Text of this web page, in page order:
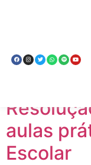
Lei
aulas
Escolar